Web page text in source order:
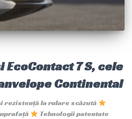
EcoContact 7 S, cele
Continental
rezistență la rulare scăzută
Tehnologii patentate